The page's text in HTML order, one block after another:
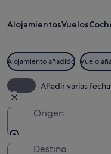
AlojamientosVuelos
Alojamiento añadido Vuelo
Añadir varias
Origen
Destino